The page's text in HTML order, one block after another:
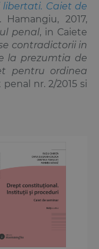
Caiet de
2017,
penal, in Caiete
contradictorii in
la prezumtia de
pentru ordinea
nr. 2/2015 si